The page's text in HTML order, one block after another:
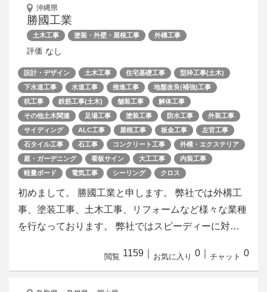
沖縄県
勝國工業
土木工事 塗装・外壁・屋根工事 外構工事
評価 なし
設計・デザイン 土木工事 住宅基礎工事
型枠工事(土木)
下水道工事
水道工事 推進工事
地盤改良(補強)工事
杭工事
鉄筋工事(土木) 舗装工事
解体工事
その他土木関連
足場工事 塗装工事 防水工事
外装工事
サイディング
ALC工事 屋根工事 板金工事
左官工事
石タイル工事
石工事 コンクリート工事
外構・エクステリア
庭・ガーデニング
看板サイン 大工工事
内装工事
軽量ボード
電気工事 シーリング クロス
初めまして。 勝國工業と申します。 弊社では外構工
事、塗装工事、土木工事、リフォームなど様々な業種
を行なっております。 弊社ではスピーディーに対…
閲覧 1159 お気に入り 0 チャット 0